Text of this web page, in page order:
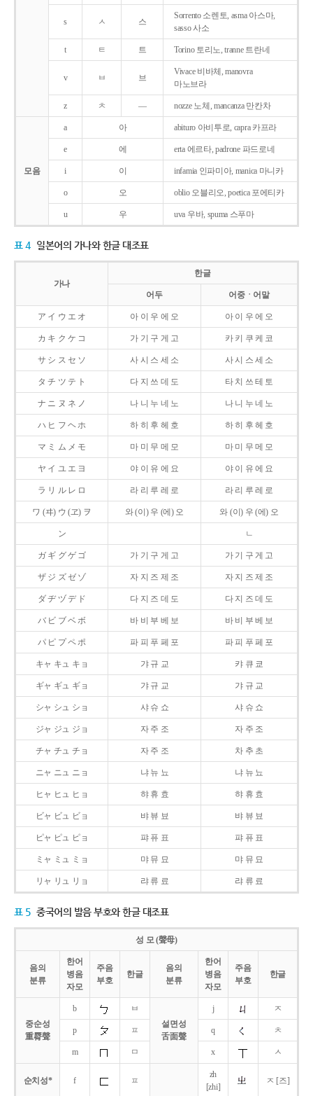
s ㅅ 스
Sorrento 소렌토, asma 아스마,
sasso 사소
t ㅌ 트 Torino 토리노, tranne 트란네
v ㅂ 브
Vivace 비바체, manovra
마노브라
z ㅊ ― nozze 노체, mancanza 만칸차
모음
a 아 abituro 아비투로, capra 카프라
e 에 erta 에르타, padrone 파드로네
i 이 infamia 인파미아, manica 마니카
o 오 oblio 오블리오, poetica 포에티카
u 우 uva 우바, spuma 스푸마
표 4 일본어의 가나와 한글 대조표
가나
한글
어두 어중ㆍ어말
ア イ ウ エ オ 아 이 우 에 오 아 이 우 에 오
カ キ ク ケ コ 가 기 구 게 고 카 키 쿠 케 코
サ シ ス セ ソ 사 시 스 세 소 사 시 스 세 소
タ チ ツ テ ト 다 지 쓰 데 도 타 치 쓰 테 토
ナ ニ ヌ ネ ノ 나 니 누 네 노 나 니 누 네 노
ハ ヒ フ ヘ ホ 하 히 후 헤 호 하 히 후 헤 호
マ ミ ム メ モ 마 미 무 메 모 마 미 무 메 모
ヤ イ ユ エ ヨ 야 이 유 에 요 야 이 유 에 요
ラ リ ル レ ロ 라 리 루 레 로 라 리 루 레 로
ワ (ヰ) ウ (ヱ) ヲ 와 (이) 우 (에) 오 와 (이) 우 (에) 오
ン ㄴ
ガ ギ グ ゲ ゴ 가 기 구 게 고 가 기 구 게 고
ザ ジ ズ ゼ ゾ 자 지 즈 제 조 자 지 즈 제 조
ダ ヂ ヅ デ ド 다 지 즈 데 도 다 지 즈 데 도
バ ビ ブ ベ ボ 바 비 부 베 보 바 비 부 베 보
パ ピ プ ペ ポ 파 피 푸 페 포 파 피 푸 페 포
キャ キュ キョ 갸 규 교 캬 큐 쿄
ギャ ギュ ギョ 갸 규 교 갸 규 교
シャ シュ ショ 샤 슈 쇼 샤 슈 쇼
ジャ ジュ ジョ 자 주 조 자 주 조
チャ チュ チョ 자 주 조 차 추 초
ニャ ニュ ニョ 냐 뉴 뇨 냐 뉴 뇨
ヒャ ヒュ ヒョ 햐 휴 효 햐 휴 효
ビャ ビュ ビョ 뱌 뷰 뵤 뱌 뷰 뵤
ピャ ピュ ピョ 퍄 퓨 표 퍄 퓨 표
ミャ ミュ ミョ 먀 뮤 묘 먀 뮤 묘
リャ リュ リョ 랴 류 료 랴 류 료
표 5 중국어의 발음 부호와 한글 대조표
성 모 (聲母)
음의
분류
한어
병음
자모
주음
부호
한글
음의
분류
한어
병음
자모
주음
부호
한글
중순성
重脣聲
b
ㅂ
설면성
舌面聲
j ㅈ
p ㅍ q ㅊ
m ㅁ x ㅅ
순치성* f ㅍ
zh
[zhi]
ㅈ [즈]